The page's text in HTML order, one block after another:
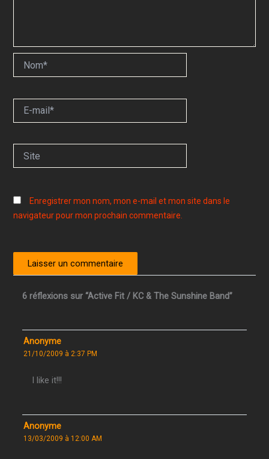
mail*
Enregistrer mon nom, mon e-mail et mon site dans le
navigateur pour mon prochain commentaire.
6 réflexions sur “Active Fit / KC & The Sunshine Band”
Anonyme
21/10/2009 à 2:37 PM
I like it!!!
Anonyme
13/03/2009 à 12:00 AM